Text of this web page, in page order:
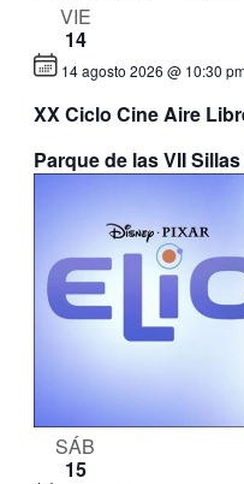
VIE
14
XX Ciclo Cine Aire
14 agosto 2026 @ 10:30
Parque de las VII Sillas
SÁB
15